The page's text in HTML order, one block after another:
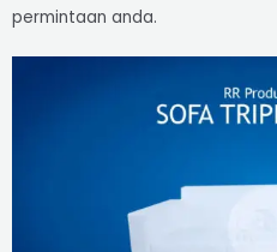
permintaan anda.